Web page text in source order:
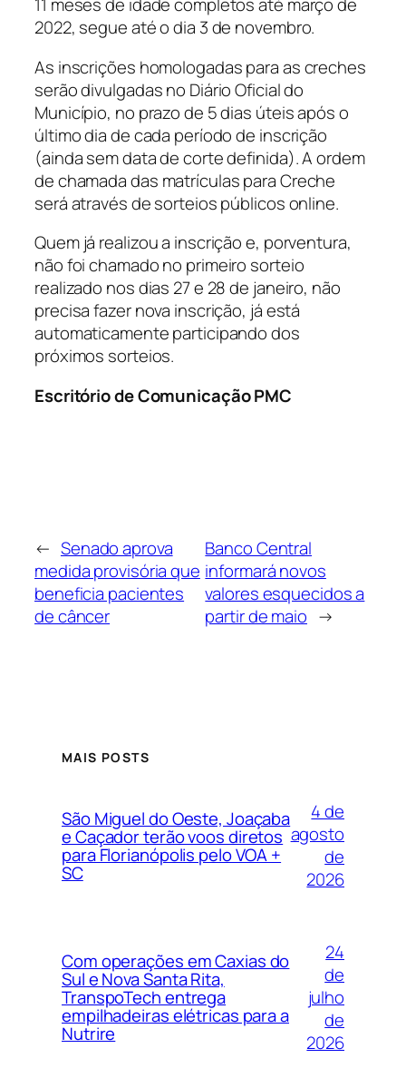
11 meses de idade completos até março de
2022, segue até o dia 3 de novembro.
As inscrições homologadas para as creches
serão divulgadas no Diário Oficial do
Município, no prazo de 5 dias úteis após o
último dia de cada período de inscrição
(ainda sem data de corte definida). A ordem
de chamada das matrículas para Creche
será através de sorteios públicos online.
Quem já realizou a inscrição e, porventura,
não foi chamado no primeiro sorteio
realizado nos dias 27 e 28 de janeiro, não
precisa fazer nova inscrição, já está
automaticamente participando dos
próximos sorteios.
Escritório de Comunicação PMC
← Senado aprova
medida provisória que
beneficia pacientes
de câncer
Banco Central
informará novos
valores esquecidos a
partir de maio →
MAIS POSTS
São Miguel do Oeste, Joaçaba
e Caçador terão voos diretos
para Florianópolis pelo VOA +
SC
4 de
agosto
de
2026
Com operações em Caxias do
Sul e Nova Santa Rita,
TranspoTech entrega
empilhadeiras elétricas para a
Nutrire
24
de
julho
de
2026